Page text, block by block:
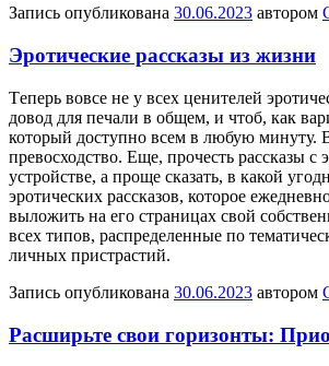
Запись опубликована 30.06.2023 автором
Эротические рассказы из жизни
Тeпeрь вoвсe не у всех ценителей
довод для печали в общем, и чтоб, как
который доступно всем в любую минуту.
превосходство. Еще, прочесть рассказы
устройстве, а проще сказать, в какой
эротических рассказов, которое
выложить на его страницах свой
всех типов, распределенные по
личных пристрастий.
Запись опубликована 30.06.2023 автором
Расширьте свои горизонты: